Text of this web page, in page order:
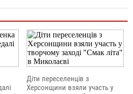
Діти переселенців з
Херсонщини взяли участь у